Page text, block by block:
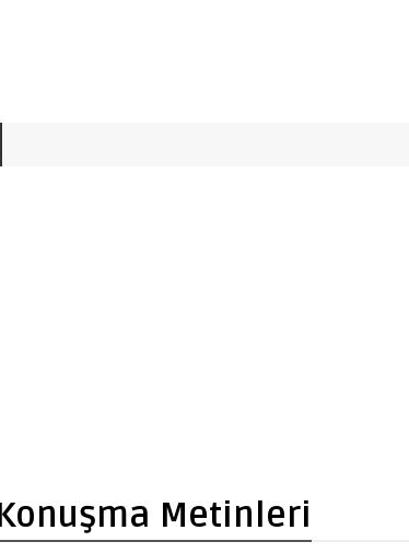
Metinleri